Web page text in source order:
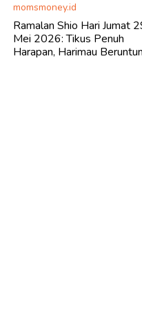
momsmoney.id
Ramalan Shio Hari Jumat
Mei 2026: Tikus Penuh
Harapan, Harimau